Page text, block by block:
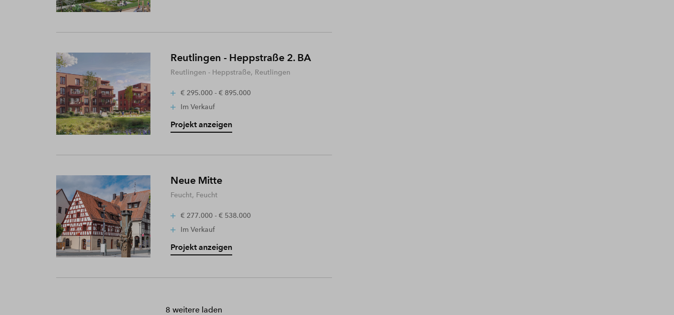
Reutlingen - Heppstraße 2. BA
Reutlingen - Heppstraße, Reutlingen
€ 295.000 - € 895.000
Im Verkauf
Projekt anzeigen
Neue Mitte
Feucht, Feucht
€ 277.000 - € 538.000
Im Verkauf
Projekt anzeigen
8 weitere laden